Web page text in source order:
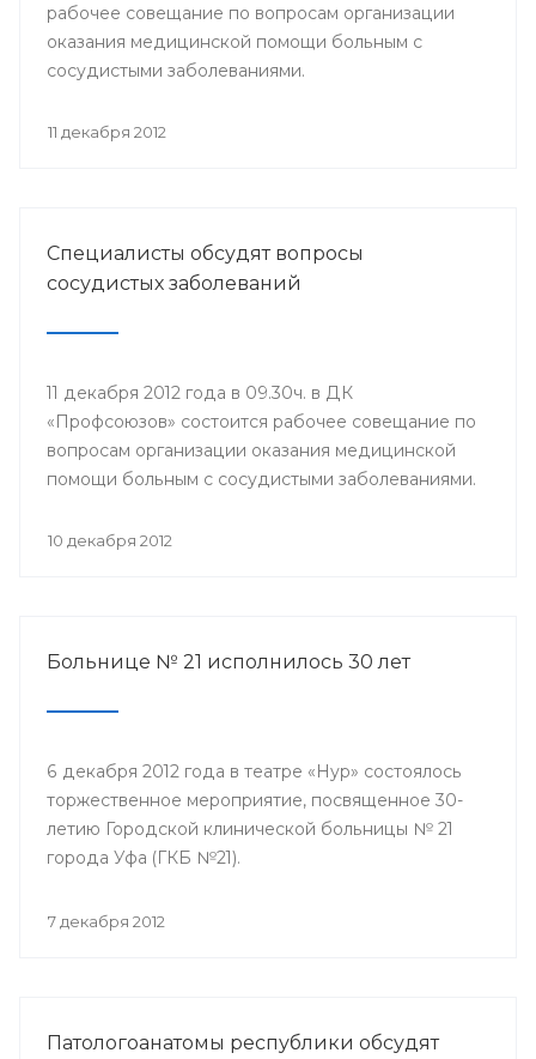
рабочее совещание по вопросам организации
оказания медицинской помощи больным с
сосудистыми заболеваниями.
11 декабря 2012
Специалисты обсудят вопросы
сосудистых заболеваний
11 декабря 2012 года в 09.30ч. в ДК
«Профсоюзов» состоится рабочее совещание по
вопросам организации оказания медицинской
помощи больным с сосудистыми заболеваниями.
10 декабря 2012
Больнице № 21 исполнилось 30 лет
6 декабря 2012 года в театре «Нур» состоялось
торжественное мероприятие, посвященное 30-
летию Городской клинической больницы № 21
города Уфа (ГКБ №21).
7 декабря 2012
Патологоанатомы республики обсудят